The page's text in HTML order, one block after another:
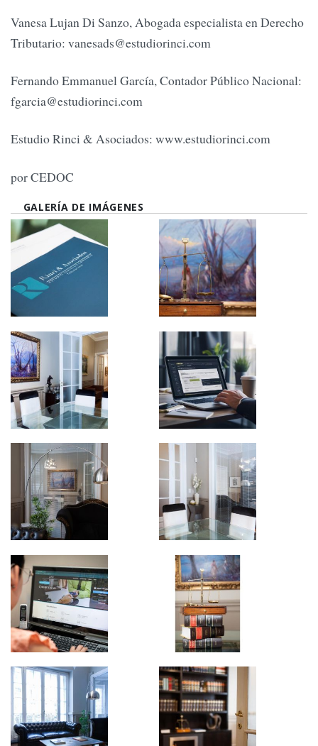
Vanesa Lujan Di Sanzo, Abogada especialista en Derecho
Tributario: vanesads@estudiorinci.com
Fernando Emmanuel García, Contador Público Nacional:
fgarcia@estudiorinci.com
Estudio Rinci & Asociados: www.estudiorinci.com
por CEDOC
GALERÍA DE IMÁGENES